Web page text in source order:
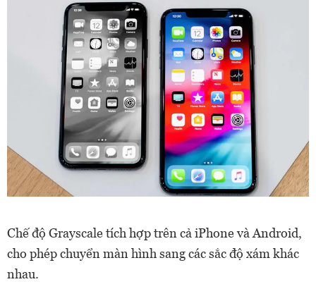
Chế độ Grayscale tích hợp trên cả iPhone và Android,
cho phép chuyển màn hình sang các sắc độ xám khác
nhau.